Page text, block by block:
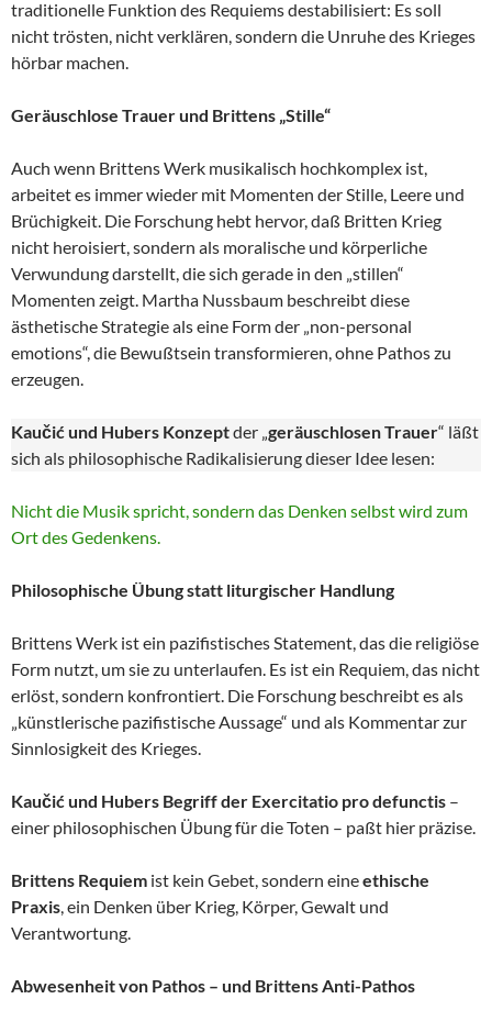
traditionelle Funktion des Requiems destabilisiert: Es soll
nicht trösten, nicht verklären, sondern die Unruhe des Krieges
hörbar machen.
Geräuschlose Trauer und Brittens „Stille“
Auch wenn Brittens Werk musikalisch hochkomplex ist,
arbeitet es immer wieder mit Momenten der Stille, Leere und
Brüchigkeit. Die Forschung hebt hervor, daß Britten Krieg
nicht heroisiert, sondern als moralische und körperliche
Verwundung darstellt, die sich gerade in den „stillen“
Momenten zeigt. Martha Nussbaum beschreibt diese
ästhetische Strategie als eine Form der „non-personal
emotions“, die Bewußtsein transformieren, ohne Pathos zu
erzeugen.
Kaučić und Hubers Konzeptder „geräuschlosen Trauer“ läßt
sich als philosophische Radikalisierung dieser Idee lesen:
Nicht die Musik spricht, sondern das Denken selbst wird zum
Ort des Gedenkens.
Philosophische Übung statt liturgischer Handlung
Brittens Werk ist ein pazifistisches Statement, das die religiöse
Form nutzt, um sie zu unterlaufen. Es ist ein Requiem, das nicht
erlöst, sondern konfrontiert. Die Forschung beschreibt es als
„künstlerische pazifistische Aussage“ und als Kommentar zur
Sinnlosigkeit des Krieges.
Kaučić und Hubers Begriff der Exercitatio pro defunctis –
einer philosophischen Übung für die Toten – paßt hier präzise.
Brittens Requiem ist kein Gebet, sondern eineethische
Praxis, ein Denken über Krieg, Körper, Gewalt und
Verantwortung.
Abwesenheit von Pathos – und Brittens Anti-Pathos